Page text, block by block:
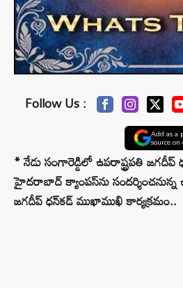
Follow Us :
Add as a
source
* నేడు సంగారెడ్డిలో ఉపరాష్ట్రపతి
హైదరాబాద్ క్యాంపస్⁬ను సందర్శించనున్న
జగదీప్‌ ధన్‌కడ్‌ ముఖాముఖి కార్యక్రమం..